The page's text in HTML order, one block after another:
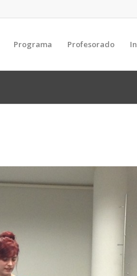
Programa Profesorado